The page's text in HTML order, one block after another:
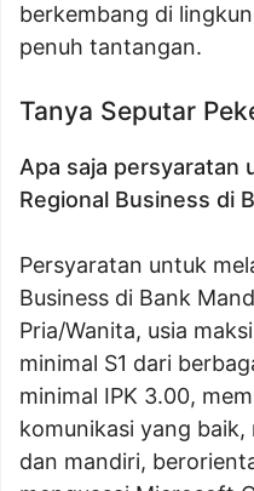
berkembang di
penuh tantangan.
Tanya Seputar
Apa saja persyaratan
Regional Business di
Persyaratan untuk
Business di Bank
Pria/Wanita, usia
minimal S1 dari
minimal IPK 3.00,
komunikasi yang
dan mandiri,